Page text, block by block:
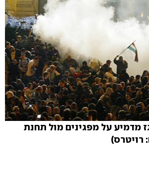
מדמיע על מפגינים מול תחנת
רויטרס)